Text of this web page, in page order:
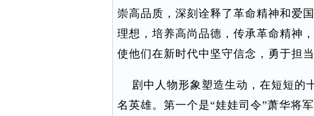
崇高品质，深刻诠释了革命精神和爱
理想，培养高尚品德，传承革命精神
使他们在新时代中坚守信念，勇于担当
剧中人物形象塑造生动，在短短的
名英雄。第一个是“娃娃司令”萧华将